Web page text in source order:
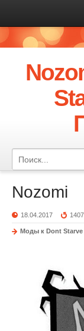
Nozomi
18.04.2017
Моды к Dont Starve